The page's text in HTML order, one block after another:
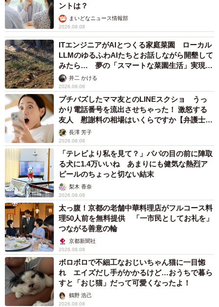
ントは？
まいどなニュース情報部
2026.08.08
ITエンジニアがAIとつくる家庭菜園 ローカル
LLMのゆるふわAIたちとお話しながら開墾して
みたら… 夢の「スマートな菜園生活」実現な
るか井二 かける
2026.08.08
プチバズしたママ友とのLINEスクショ うっ
かり電話番号を流出させちゃった！ 激怒する
友人 慰謝料の相場はいくらですか【弁護士が
解説】長澤 芳子
2026.08.08
「テレビより私を見て？」パパの目の前に陣取
る犬に1.4万いいね あまりにも健気な熱烈ア
ピールのちょっと切ない結末
梨木 香奈
2026.08.08
太っ腹！京都の老舗中華料理店がフルコース料
理50人前を無料提供 「一市民としてお礼を」
つながる善意の輪
京都新聞社
2026.08.08
ボロボロで不細工なおじいちゃん猫に一目惚
れ エイズだし手がかかるけど…おうちで暮ら
すと「おじ猫」だって可愛くなったよ！
鶴野 浩己
2026.08.08